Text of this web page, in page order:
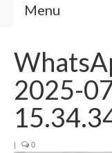
Menu
Fernando Fidelis
Café com Fidelis
2025-
| 0